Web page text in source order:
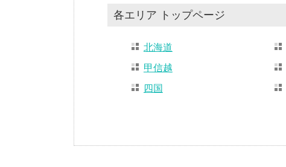
各エリア トップページ
北海道
甲信越
四国